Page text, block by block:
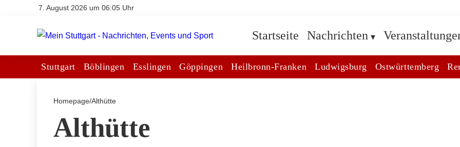
7. August 2026 um 06:05 Uhr
Startseite Nachrichten
Stuttgart Böblingen Esslingen Göppingen Heilbronn-Franken Ludwigsburg Ostwürttemberg
Homepage/Althütte
Althütte
14. März 2026
SV Remshalden feiert überzeugenden
5:1-Sieg gegen 1. FC Hohenacker in